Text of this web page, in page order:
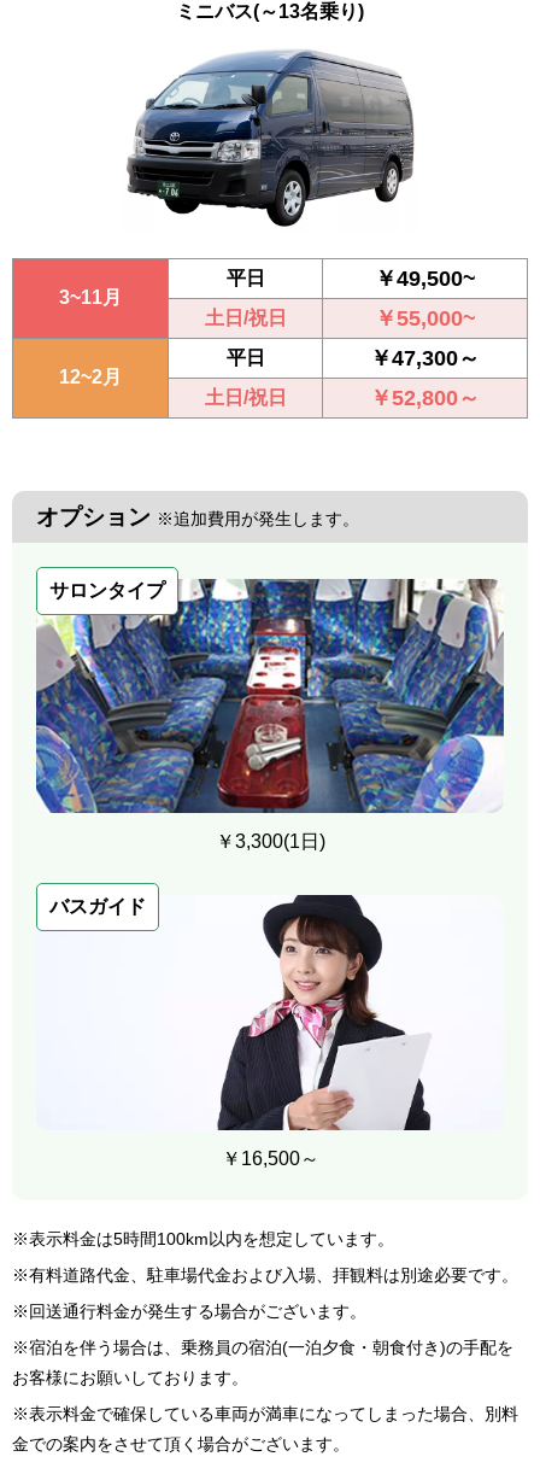
ミニバス(～13名乗り)
3~11月
平日 ￥49,500~
土日/祝日 ￥55,000~
12~2月
平日 ￥47,300～
土日/祝日 ￥52,800～
オプション ※追加費用が発生します。
サロンタイプ
￥3,300(1日)
バスガイド
￥16,500～
※表示料金は5時間100km以内を想定しています。
※有料道路代金、駐車場代金および入場、拝観料は別途必要です。
※回送通行料金が発生する場合がございます。
※宿泊を伴う場合は、乗務員の宿泊(一泊夕食・朝食付き)の手配を
お客様にお願いしております。
※表示料金で確保している車両が満車になってしまった場合、別料
金での案内をさせて頂く場合がございます。